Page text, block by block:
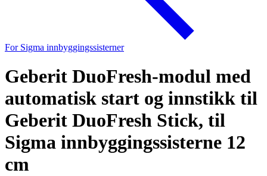
For Sigma innbyggingssisterner
Geberit DuoFresh-modul med
automatisk start og innstikk til
Geberit DuoFresh Stick, til
Sigma innbyggingssisterne 12
cm